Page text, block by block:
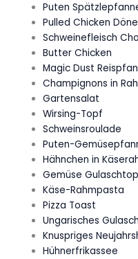
Puten
Pulled Chicken
Schweinefleisch
Butter Chicken
Magic Dust
Champignons in
Gartensalat
Wirsing-Topf
Schweinsroulade
Puten-
Hähnchen in
Gemüse
Käse-Rahmpasta
Pizza Toast
Ungarisches Gulasch
Knuspriges
Hühnerfrikassee